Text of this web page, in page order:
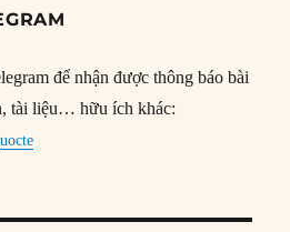
để nhận được thông báo bài
tài liệu… hữu ích khác: